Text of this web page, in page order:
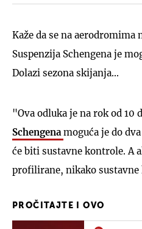
Kaže da se na aerodromima
Suspenzija Schengena je
Dolazi sezona skijanja...
"Ova odluka je na rok od 10
Schengena moguća je do
će biti sustavne kontrole. A
profilirane, nikako
PROČITAJTE I OVO